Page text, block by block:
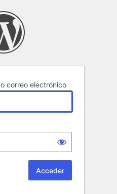
correo electrónico